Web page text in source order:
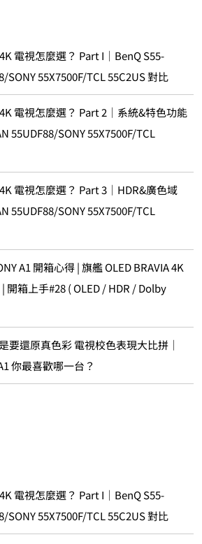
電視怎麼選？ Part I｜BenQ S55-
SONY 55X7500F/TCL 55C2US 對比
電視怎麼選？ Part 2｜系統&特色功能
55UDF88/SONY 55X7500F/TCL
電視怎麼選？ Part 3｜HDR&廣色域
55UDF88/SONY 55X7500F/TCL
A1 開箱心得 | 旗艦 OLED BRAVIA 4K
開箱上手#28 ( OLED / HDR / Dolby
要還原真色彩 電視校色表現大比拼｜
你最喜歡哪一台？
電視怎麼選？ Part I｜BenQ S55-
SONY 55X7500F/TCL 55C2US 對比